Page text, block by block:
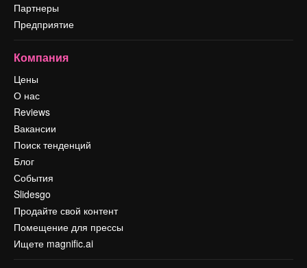
Партнеры
Предприятие
Компания
Цены
О нас
Reviews
Вакансии
Поиск тенденций
Блог
События
Slidesgo
Продайте свой контент
Помещение для прессы
Ищете magnific.ai